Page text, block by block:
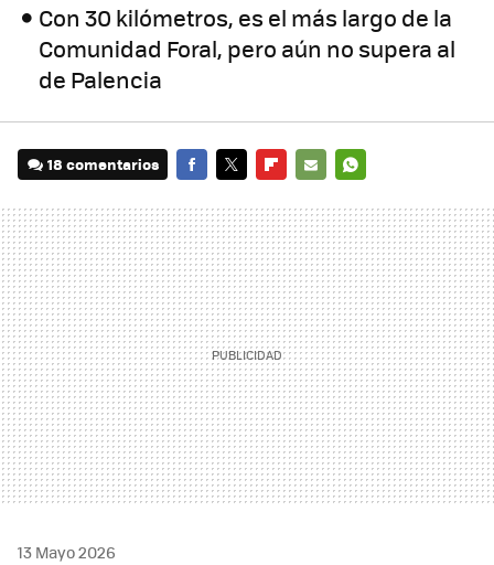
Con 30 kilómetros, es el más largo de la
Comunidad Foral, pero aún no supera al
de Palencia
18 comentarios
MAIL
13 Mayo 2026